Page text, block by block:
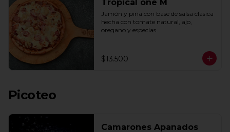
Tropical one M
Jamón y piña con base de salsa clasica
hecha con tomate natural, ajo,
oregano y especias.
$13.500
Picoteo
Camarones Apanados